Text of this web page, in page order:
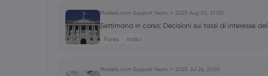
Markets.com Support Team 2025 Aug 02, 21:00
Settimana in corso: Decisioni sui tassi di interesse
Forex Indici
Markets.com Support Team 2025 Jul 26, 21:00